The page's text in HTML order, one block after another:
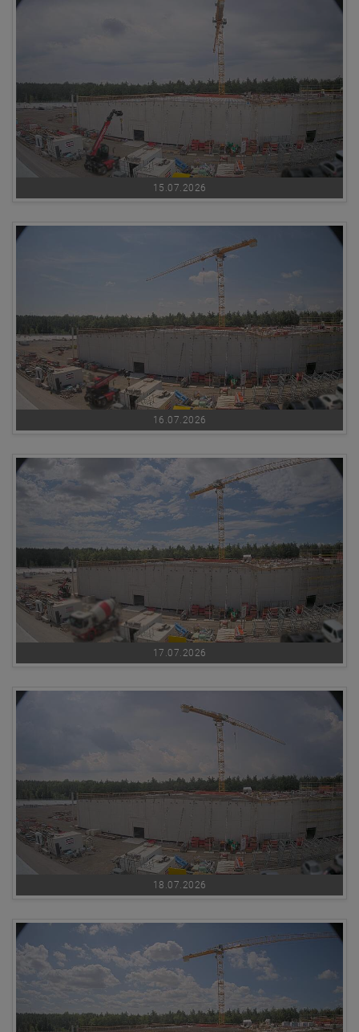
15.07.2026
16.07.2026
17.07.2026
18.07.2026